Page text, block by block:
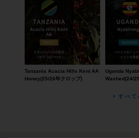
Tanzania Acacia Hills Kent AA
Honey(25/26年クロップ)
Uganda
Washed(24/
すべて